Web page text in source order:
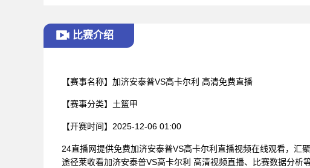
比赛介绍
【赛事名称】 加济安泰普VS高卡尔利 高清免费直播
【赛事分类】 土篮甲
【开赛时间】 2025-12-06 01:00
24直播网提供免费加济安泰普VS高卡尔利直播视频在线观看，汇
途径莱收看加济安泰普VS高卡尔利 高清视频直播、比赛数据分析等